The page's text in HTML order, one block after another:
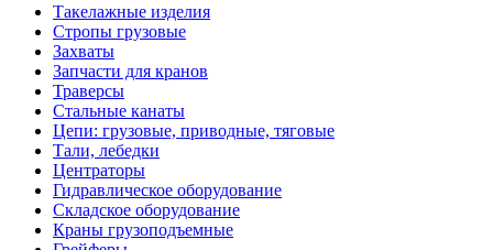
Такелажные изделия
Стропы грузовые
Захваты
Запчасти для кранов
Траверсы
Стальные канаты
Цепи: грузовые, приводные, тяговые
Тали, лебедки
Центраторы
Гидравлическое оборудование
Складское оборудование
Краны грузоподъемные